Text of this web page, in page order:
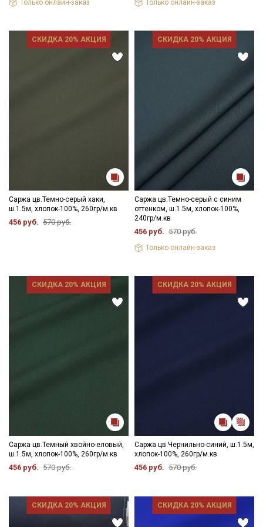
Только онлайн-заказ Только онлайн-заказ
СКИДКА 20% АКЦИЯ
Саржа цв.Темно-серый хаки,
ш.1.5м, хлопок-100%, 260гр/м.кв
456 руб. 570 руб.
СКИДКА 20% АКЦИЯ
Саржа цв.Темно-серый с синим
оттенком, ш.1.5м, хлопок-100%,
240гр/м.кв
456 руб. 570 руб.
Только онлайн-заказ
СКИДКА 20% АКЦИЯ
Саржа цв.Темный хвойно-еловый,
ш.1.5м, хлопок-100%, 260гр/м.кв
456 руб. 570 руб.
СКИДКА 20% АКЦИЯ
Саржа цв.Чернильно-синий, ш.1.5м,
хлопок-100%, 260гр/м.кв
456 руб. 570 руб.
СКИДКА 20% АКЦИЯ СКИДКА 20% АКЦИЯ